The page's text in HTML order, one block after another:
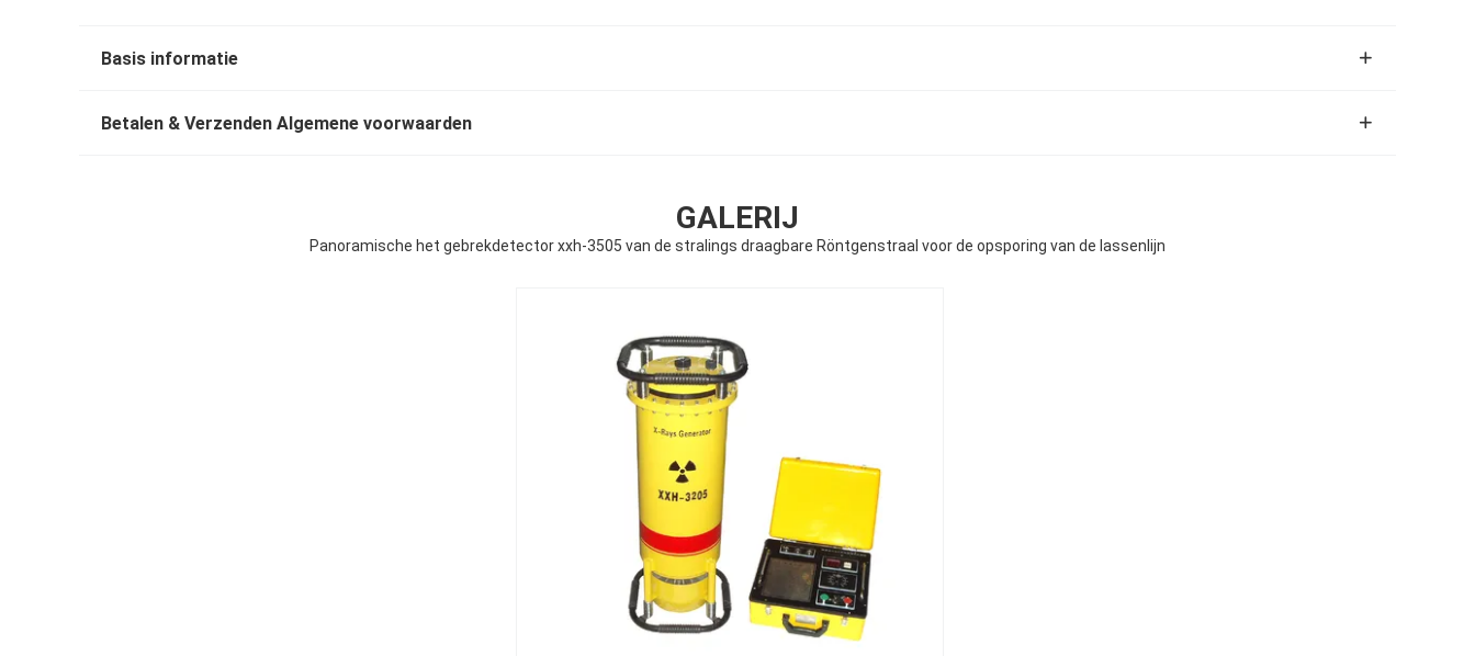
Basis informatie
Betalen & Verzenden Algemene voorwaarden
GALERIJ
Panoramische het gebrekdetector xxh-3505 van de stralings draagbare Röntgenstraal voor de opsporing van de lassenlijn